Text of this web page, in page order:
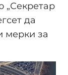
„Секретар
да
мерки за